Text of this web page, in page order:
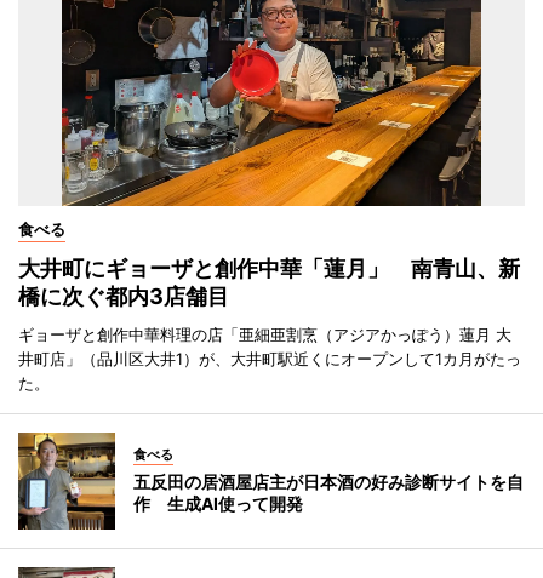
食べる
大井町にギョーザと創作中華「蓮月」 南青山、新
橋に次ぐ都内3店舗目
ギョーザと創作中華料理の店「亜細亜割烹（アジアかっぽう）蓮月 大
井町店」（品川区大井1）が、大井町駅近くにオープンして1カ月がたっ
た。
食べる
五反田の居酒屋店主が日本酒の好み診断サイトを自
作 生成AI使って開発